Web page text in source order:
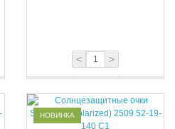
< >
НОВИНКА